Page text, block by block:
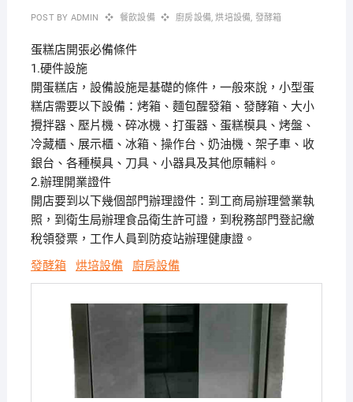
POST BY ADMIN 餐飲設備 廚房設備,烘培設備, 發酵箱
蛋糕店開張必備條件
1.硬件設施
開蛋糕店，設備設施是基礎的條件，一般來說，小型蛋
糕店需要以下設備：烤箱、麵包醒發箱、發酵箱、大小
攪拌器、壓片機、碎冰機、打蛋器、蛋糕模具、烤盤、
冷藏櫃、展示櫃、冰箱、操作台、奶油機、架子車、收
銀台、各種模具、刀具、小器具及其他原輔料。
2.辦理開業證件
開店要到以下幾個部門辦理證件：到工商局辦理營業執
照，到衛生局辦理食品衛生許可證，到稅務部門登記繳
稅領發票，工作人員到防疫站辦理健康證。
發酵箱
烘培設備 廚房設備